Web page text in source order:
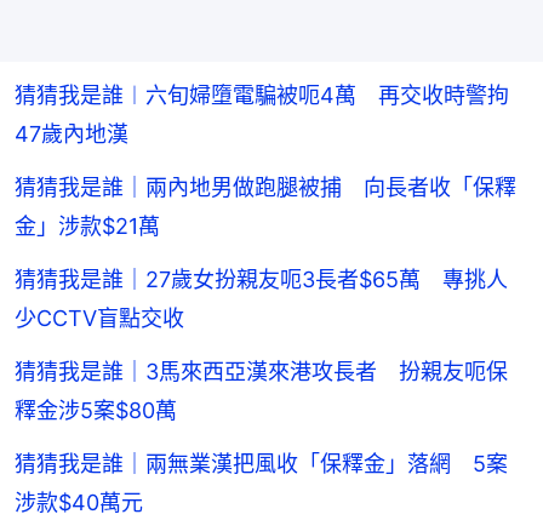
猜猜我是誰︱六旬婦墮電騙被呃4萬 再交收時警拘
47歲內地漢
猜猜我是誰｜兩內地男做跑腿被捕 向長者收「保釋
金」涉款$21萬
猜猜我是誰｜27歲女扮親友呃3長者$65萬 專挑人
少CCTV盲點交收
猜猜我是誰｜3馬來西亞漢來港攻長者 扮親友呃保
釋金涉5案$80萬
猜猜我是誰｜兩無業漢把風收「保釋金」落網 5案
涉款$40萬元